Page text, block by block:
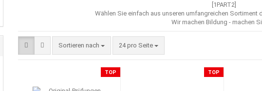
[1PART2]
Wählen Sie einfach aus unseren umfangreichen Sortiment
Wir machen Bildung - machen
Sortieren nach
Sortieren nach 24 pro Seite
pro Seite
TOP TOP